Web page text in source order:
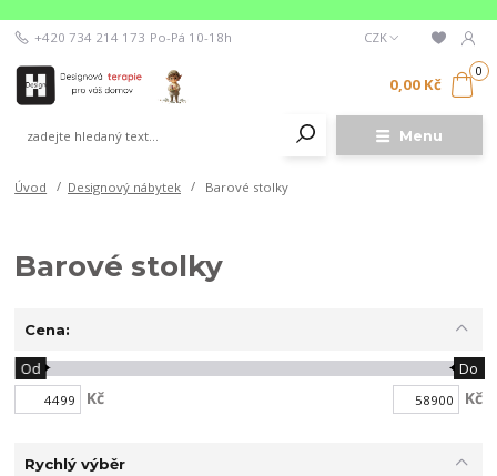
Menu
CZK
+420 734 214 173 Po-Pá 10-18h
0
0,00 Kč
Úvod Designový nábytek Barové stolky
Barové stolky
Cena:
Kč
Od Do
Kč
Rychlý výběr